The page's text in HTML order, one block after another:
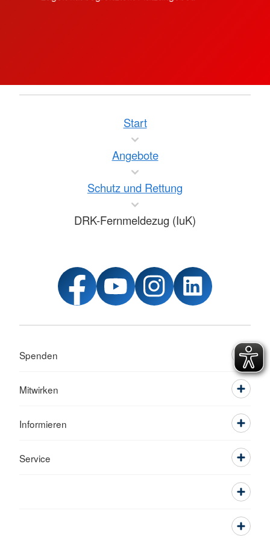
Start
Angebote
Schutz und Rettung
DRK-Fernmeldezug (IuK)
Spenden
Mitwirken
Informieren
Service